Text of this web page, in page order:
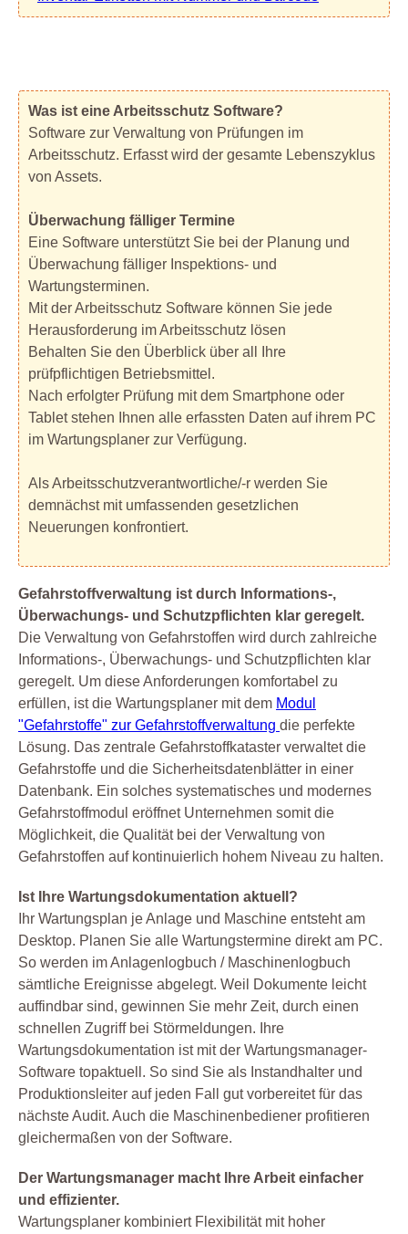
Was ist eine Arbeitsschutz Software?
Software zur Verwaltung von Prüfungen im
Arbeitsschutz. Erfasst wird der gesamte Lebenszyklus
von Assets.
Überwachung fälliger Termine
Eine Software unterstützt Sie bei der Planung und
Überwachung fälliger Inspektions- und
Wartungsterminen.
Mit der Arbeitsschutz Software können Sie jede
Herausforderung im Arbeitsschutz lösen
Behalten Sie den Überblick über all Ihre
prüfpflichtigen Betriebsmittel.
Nach erfolgter Prüfung mit dem Smartphone oder
Tablet stehen Ihnen alle erfassten Daten auf ihrem PC
im Wartungsplaner zur Verfügung.
Als Arbeitsschutzverantwortliche/-r werden Sie
demnächst mit umfassenden gesetzlichen
Neuerungen konfrontiert.
Gefahrstoffverwaltung ist durch Informations-,
Überwachungs- und Schutzpflichten klar geregelt.
Die Verwaltung von Gefahrstoffen wird durch zahlreiche
Informations-, Überwachungs- und Schutzpflichten klar
geregelt. Um diese Anforderungen komfortabel zu
erfüllen, ist die Wartungsplaner mit dem Modul
"Gefahrstoffe" zur Gefahrstoffverwaltung die perfekte
Lösung. Das zentrale Gefahrstoffkataster verwaltet die
Gefahrstoffe und die Sicherheitsdatenblätter in einer
Datenbank. Ein solches systematisches und modernes
Gefahrstoffmodul eröffnet Unternehmen somit die
Möglichkeit, die Qualität bei der Verwaltung von
Gefahrstoffen auf kontinuierlich hohem Niveau zu halten.
Ist Ihre Wartungsdokumentation aktuell?
Ihr Wartungsplan je Anlage und Maschine entsteht am
Desktop. Planen Sie alle Wartungstermine direkt am PC.
So werden im Anlagenlogbuch / Maschinenlogbuch
sämtliche Ereignisse abgelegt. Weil Dokumente leicht
auffindbar sind, gewinnen Sie mehr Zeit, durch einen
schnellen Zugriff bei Störmeldungen. Ihre
Wartungsdokumentation ist mit der Wartungsmanager-
Software topaktuell. So sind Sie als Instandhalter und
Produktionsleiter auf jeden Fall gut vorbereitet für das
nächste Audit. Auch die Maschinenbediener profitieren
gleichermaßen von der Software.
Der Wartungsmanager macht Ihre Arbeit einfacher
und effizienter.
Wartungsplaner kombiniert Flexibilität mit hoher